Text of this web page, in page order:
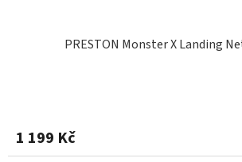
PRESTON Monster X Landing
1 199 Kč